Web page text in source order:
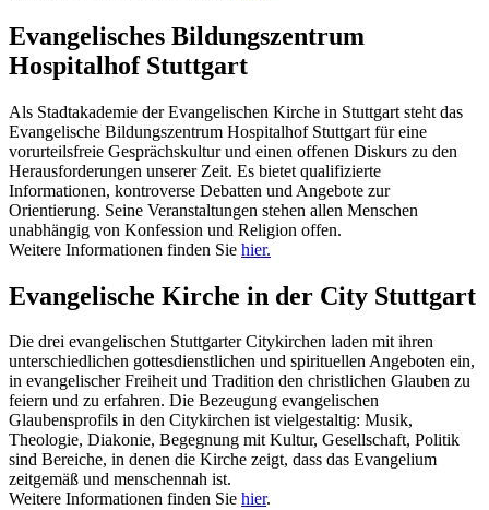
Evangelisches Bildungszentrum
Hospitalhof Stuttgart
Als Stadtakademie der Evangelischen Kirche in Stuttgart steht das
Evangelische Bildungszentrum Hospitalhof Stuttgart für eine
vorurteilsfreie Gesprächskultur und einen offenen Diskurs zu den
Herausforderungen unserer Zeit. Es bietet qualifizierte
Informationen, kontroverse Debatten und Angebote zur
Orientierung. Seine Veranstaltungen stehen allen Menschen
unabhängig von Konfession und Religion offen.
Weitere Informationen finden Sie hier.
Evangelische Kirche in der City Stuttgart
Die drei evangelischen Stuttgarter Citykirchen laden mit ihren
unterschiedlichen gottesdienstlichen und spirituellen Angeboten ein,
in evangelischer Freiheit und Tradition den christlichen Glauben zu
feiern und zu erfahren. Die Bezeugung evangelischen
Glaubensprofils in den Citykirchen ist vielgestaltig: Musik,
Theologie, Diakonie, Begegnung mit Kultur, Gesellschaft, Politik
sind Bereiche, in denen die Kirche zeigt, dass das Evangelium
zeitgemäß und menschennah ist.
Weitere Informationen finden Sie hier.